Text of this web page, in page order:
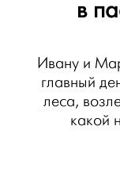
в
Ивану и
главный
леса,
какой